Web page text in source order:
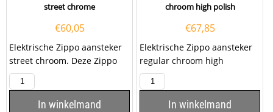
street chrome
€60,05
Elektrische Zippo aansteker
street chroom. Deze Zippo
aansteker heeft een mat
chromen afwerking met...
In winkelmand
chroom high polish
€67,85
Elektrische Zippo aansteker
regular chroom high
polish met een dubbele arc...
In winkelmand